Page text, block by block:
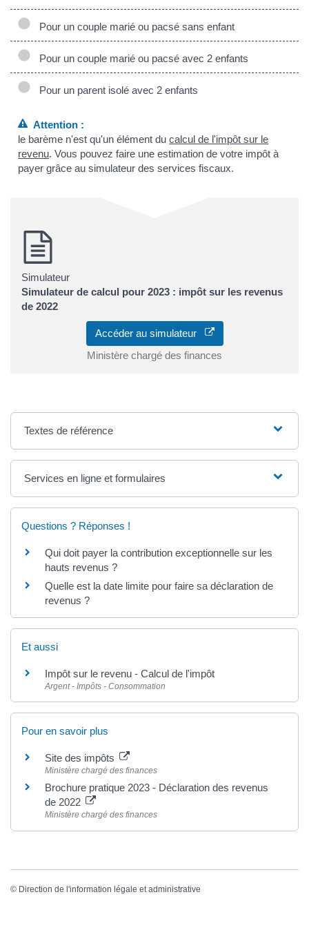
Pour un couple marié ou pacsé sans enfant
Pour un couple marié ou pacsé avec 2 enfants
Pour un parent isolé avec 2 enfants
Attention :
le barème n'est qu'un élément ducalcul de l'impôt sur le
revenu. Vous pouvez faire une estimation de votre impôt à
payer grâce au simulateur des services fiscaux.
Simulateur
Simulateur de calcul pour 2023 : impôt sur les revenus
de 2022
Accéder au simulateur
Ministère chargé des finances
Textes de référence
Services en ligne et formulaires
Questions ? Réponses !
Qui doit payer la contribution exceptionnelle sur les
hauts revenus ?
Quelle est la date limite pour faire sa déclaration de
revenus ?
Et aussi
Impôt sur le revenu - Calcul de l'impôt
Argent - Impôts - Consommation
Pour en savoir plus
Site des impôts
Ministère chargé des finances
Brochure pratique 2023 - Déclaration des revenus
de 2022
Ministère chargé des finances
© Direction de l'information légale et administrative